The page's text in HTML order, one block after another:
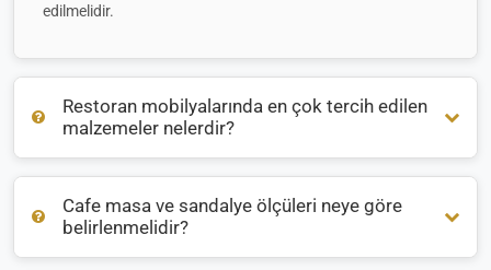
edilmelidir.
Restoran mobilyalarında en çok tercih edilen
malzemeler nelerdir?
Restoran mobilyalarında genellikleahşap ,metalverattan
malzemeler öne çıkar. İç mekanlarda sıcak bir atmosfer için
ahşap, dış mekanlarda ise hava koşullarına dayanıklı
Cafe masa ve sandalye ölçüleri neye göre
belirlenmelidir?